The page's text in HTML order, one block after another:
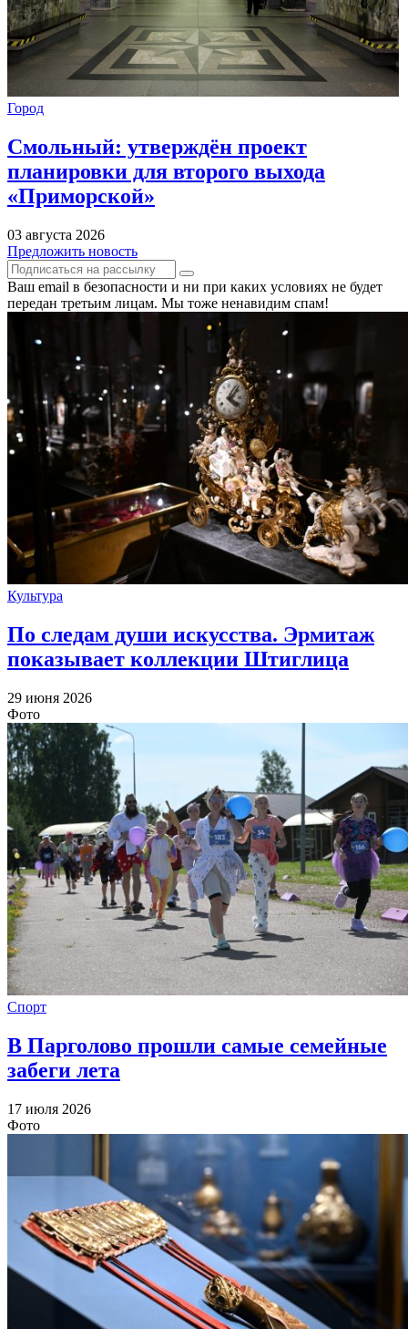
Город
Смольный: утверждён проект
планировки для второго выхода
«Приморской»
03 августа 2026
Предложить новость
Ваш email в безопасности и ни при каких условиях не будет
передан третьим лицам. Мы тоже ненавидим спам!
Культура
По следам души искусства. Эрмитаж
показывает коллекции Штиглица
29 июня 2026
Фото
Спорт
В Парголово прошли самые семейные
забеги лета
17 июля 2026
Фото